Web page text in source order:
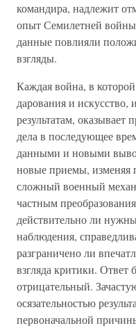
командира, надлежит
опыт Семилетней
данные повлияли
взгляды.
Каждая война, в
дарования и
результатам, оказывает
дела в последующее
данными и новыми
новые приемы, изменяя
сложный военный
частным
действительно ли
наблюдения,
разграничено ли
взгляда критики. Ответ
отрицательный.
осязательностью
первоначальной